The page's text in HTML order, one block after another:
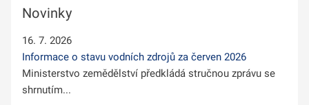
Novinky
16. 7. 2026
Informace o stavu vodních zdrojů za červen 2026
Ministerstvo zemědělství předkládá stručnou zprávu se
shrnutím...